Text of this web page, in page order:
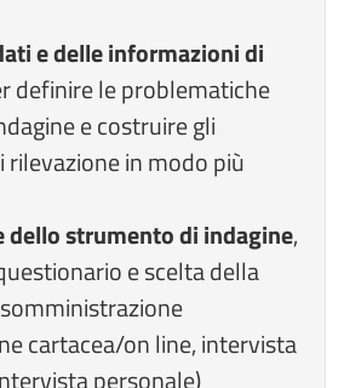
e delle informazioni di
definire le problematiche
e costruire gli
in modo più
dello strumento di indagine,
e scelta della
cartacea/on line, intervista
personale)